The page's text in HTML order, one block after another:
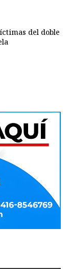
del doble